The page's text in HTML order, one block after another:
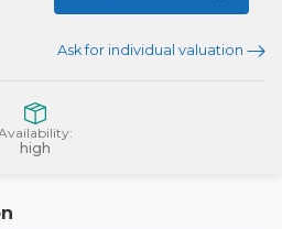
Ask for individual valuation
high